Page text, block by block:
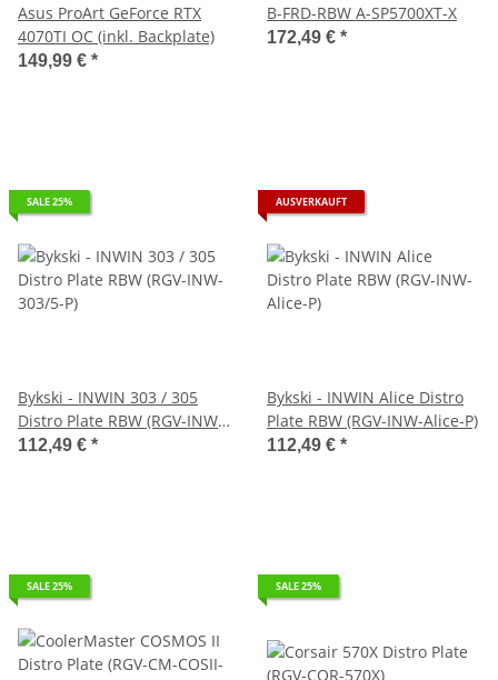
Asus ProArt GeForce RTX
4070TI OC (inkl. Backplate)
149,99 € *
B-FRD-RBW A-SP5700XT-X
172,49 € *
SALE 25%
Bykski - INWIN 303 / 305
Distro Plate RBW (RGV-INW-
303/5-P)
112,49 € *
AUSVERKAUFT
Bykski - INWIN Alice Distro
Plate RBW (RGV-INW-Alice-P)
112,49 € *
SALE 25% SALE 25%